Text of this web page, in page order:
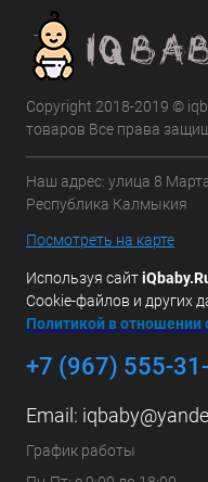
Copyright 2018-2019 ©
товаров Все права
Наш адрес: улица 8
Республика Калмыкия
Посмотреть на карте
Используя сайт
Cookie-файлов и других
Политикой в
+7 (967) 555-
Email:
График работы